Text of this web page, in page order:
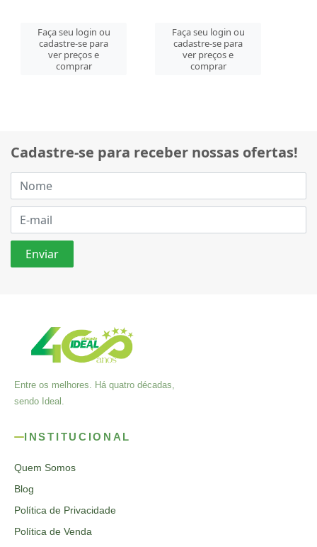
Faça seu login ou
cadastre-se para
ver preços e
comprar
Faça seu login ou
cadastre-se para
ver preços e
comprar
Cadastre-se para receber nossas ofertas!
Entre os melhores. Há quatro décadas,
sendo Ideal.
INSTITUCIONAL
Quem Somos
Blog
Política de Privacidade
Política de Venda